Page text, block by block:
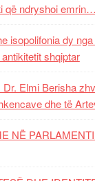
që ndryshoi
isopolifonia dy
shqiptar
Dr. Elmi Berisha
dhe të
NË